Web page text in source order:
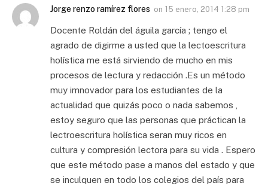
Jorge renzo ramírez flores on 15 enero, 2014 1:28 pm
Docente Roldán del águila garcía ; tengo el
agrado de digirme a usted que la lectoescritura
holística me está sirviendo de mucho en mis
procesos de lectura y redacción .Es un método
muy imnovador para los estudiantes de la
actualidad que quizás poco o nada sabemos ,
estoy seguro que las personas que práctican la
lectroescritura holística seran muy ricos en
cultura y compresión lectora para su vida . Espero
que este método pase a manos del estado y que
se inculquen en todo los colegios del país para